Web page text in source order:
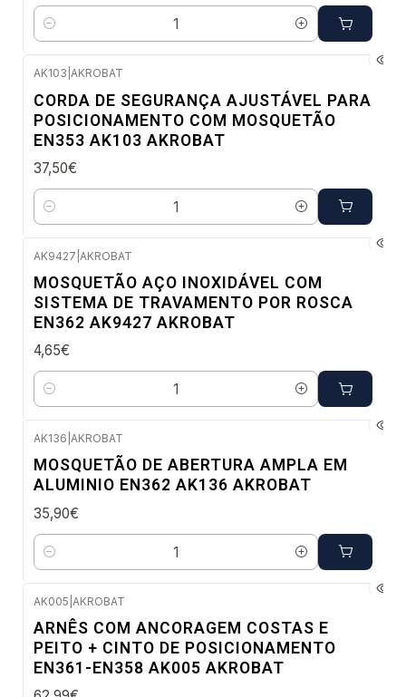
Quantidade
AK103 AKROBAT
CORDA DE SEGURANÇA AJUSTÁVEL PARA
POSICIONAMENTO COM MOSQUETÃO
EN353 AK103 AKROBAT
37,50€
Quantidade
AK9427 AKROBAT
MOSQUETÃO AÇO INOXIDÁVEL COM
SISTEMA DE TRAVAMENTO POR ROSCA
EN362 AK9427 AKROBAT
4,65€
Quantidade
AK136 AKROBAT
MOSQUETÃO DE ABERTURA AMPLA EM
ALUMINIO EN362 AK136 AKROBAT
35,90€
Quantidade
AK005 AKROBAT
ARNÊS COM ANCORAGEM COSTAS E
PEITO + CINTO DE POSICIONAMENTO
EN361-EN358 AK005 AKROBAT